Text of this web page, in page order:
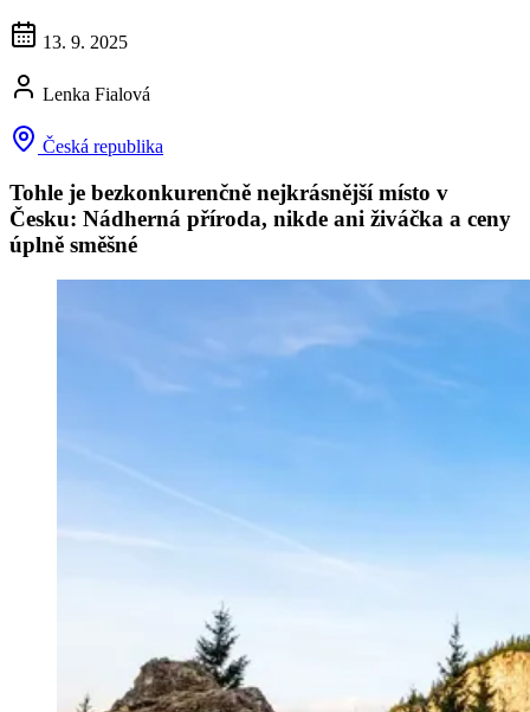
13. 9. 2025
Lenka Fialová
Česká republika
Tohle je bezkonkurenčně nejkrásnější místo v
Česku: Nádherná příroda, nikde ani živáčka a ceny
úplně směšné